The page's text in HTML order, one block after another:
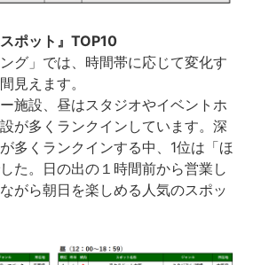
ポット』TOP10
グ」では、時間帯に応じて変化す
見えます。
施設、昼はスタジオやイベントホ
が多くランクインしています。深
多くランクインする中、1位は「ほ
た。日の出の１時間前から営業し
がら朝日を楽しめる人気のスポッ